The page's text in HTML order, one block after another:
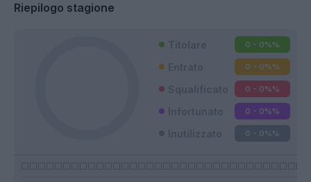
Riepilogo stagione
0 - 0%%
0 - 0%%
0 - 0%%
0 - 0%%
0 - 0%%